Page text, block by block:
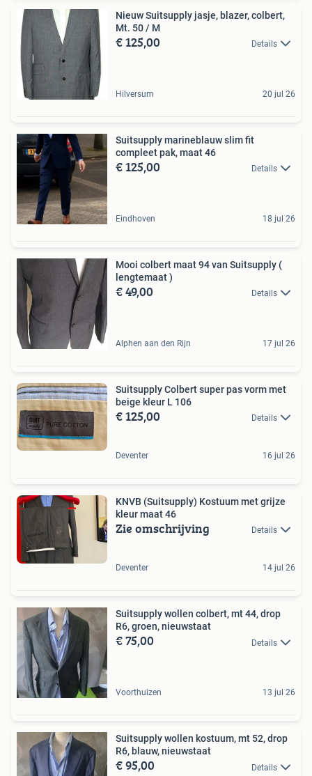
Nieuw Suitsupply jasje, blazer, colbert,
Mt. 50 / M
€ 125,00 Details
Hilversum 20 jul 26
Suitsupply marineblauw slim fit
compleet pak, maat 46
€ 125,00 Details
Eindhoven 18 jul 26
Mooi colbert maat 94 van Suitsupply (
lengtemaat )
€ 49,00 Details
Alphen aan den Rijn 17 jul 26
Suitsupply Colbert super pas vorm met
beige kleur L 106
€ 125,00 Details
Deventer 16 jul 26
KNVB (Suitsupply) Kostuum met grijze
kleur maat 46
Zie omschrijving Details
Deventer 14 jul 26
Suitsupply wollen colbert, mt 44, drop
R6, groen, nieuwstaat
€ 75,00 Details
Voorthuizen 13 jul 26
Suitsupply wollen kostuum, mt 52, drop
R6, blauw, nieuwstaat
€ 95,00 Details